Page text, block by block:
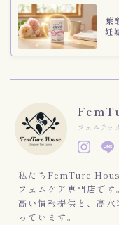
葉
妊
フェムテッ
私たちFemTure
フェムケア専門店で
高い情報提供と、高
っています。